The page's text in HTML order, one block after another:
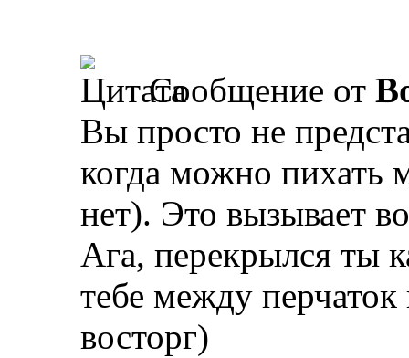
Сообщение от
Вы просто не
когда можно пихать
нет). Это вызывает
Ага, перекрылся ты
тебе между
восторг)